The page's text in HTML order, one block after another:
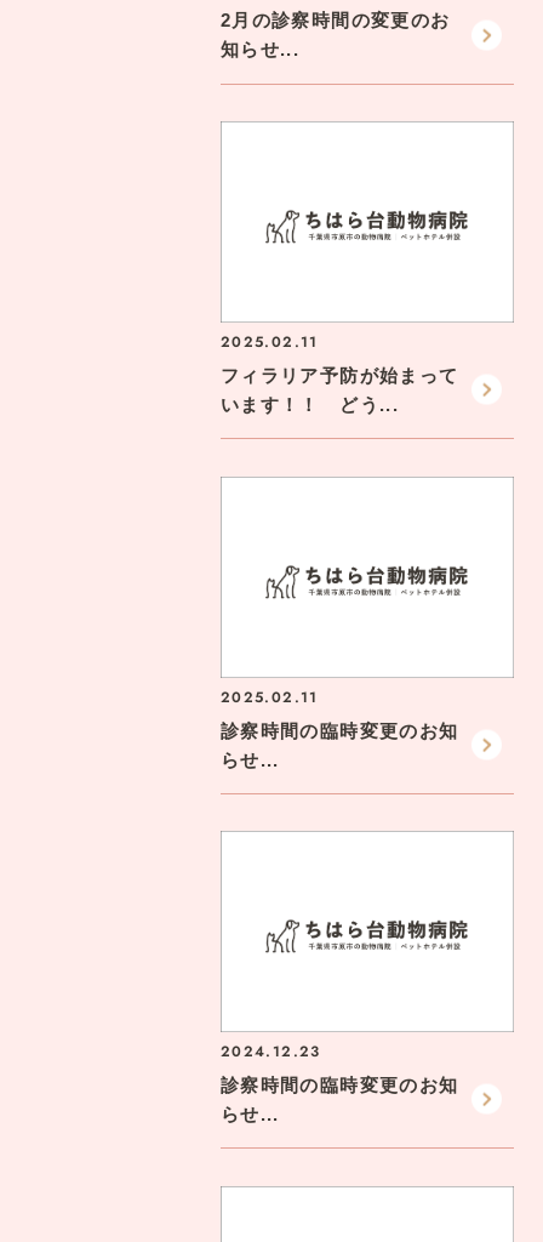
2月の診察時間の変更のお
知らせ...
2025.02.11
フィラリア予防が始まって
います！！ どう...
2025.02.11
診察時間の臨時変更のお知
らせ...
2024.12.23
診察時間の臨時変更のお知
らせ...